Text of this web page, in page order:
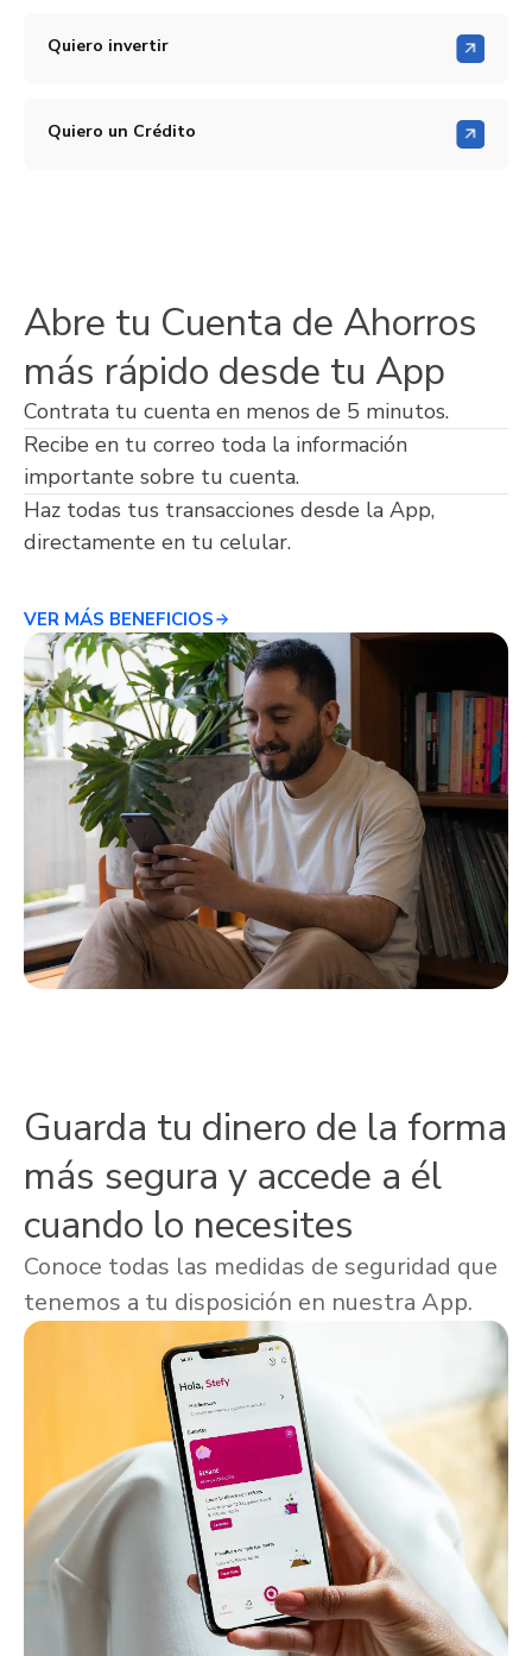
Quiero invertir
Quiero un Crédito
Abre tu Cuenta de Ahorros
más rápido desde tu App
Contrata tu cuenta en menos de 5 minutos.
Recibe en tu correo toda la información
importante sobre tu cuenta.
Haz todas tus transacciones desde la App,
directamente en tu celular.
VER MÁS BENEFICIOS
Guarda tu dinero de la forma
más segura y accede a él
cuando lo necesites
Conoce todas las medidas de seguridad que
tenemos a tu disposición en nuestra App.